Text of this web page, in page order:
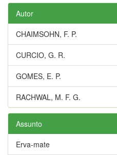
Autor
CHAIMSOHN, F. P.
CURCIO, G. R.
GOMES, E. P.
RACHWAL, M. F. G.
Assunto
Erva-mate